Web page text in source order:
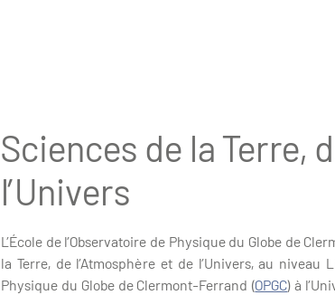
Sciences de la Terre,
l’Univers
L’École de l’Observatoire de Physique du Globe de
la Terre, de l’Atmosphère et de l’Univers, au
Physique du Globe de Clermont-Ferrand (OPGC) à